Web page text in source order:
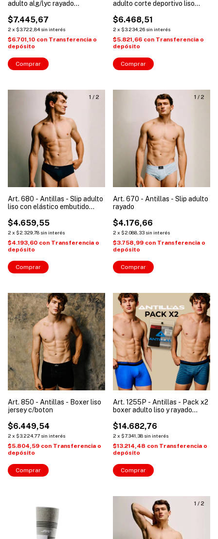
adulto alg/lyc rayado
$7.445,67
2 x $3.722,84 sin interés
$6.701,10 con Transferencia o
depósito
Comprar
adulto corte deportivo liso
$6.468,51
2 x $3.234,26 sin interés
$5.821,66 con Transferencia o
depósito
Comprar
1 / 2
Art. 680 - Antillas - Slip adulto
liso con elástico embutido
$4.659,55
2 x $2.329,78 sin interés
$4.193,60 con Transferencia o
depósito
Comprar
1 / 2
Art. 670 - Antillas - Slip adulto
rayado
$4.176,66
2 x $2.088,33 sin interés
$3.758,99 con Transferencia o
depósito
Comprar
1/2
Art. 850 - Antillas - Boxer liso
jersey c/boton
$6.449,54
2 x $3.224,77 sin interés
$5.804,59 con Transferencia o
depósito
Comprar
1/4
Art. 1255P - Antillas - Pack x2
boxer adulto liso y rayado
$14.682,76
2 x $7.341,38 sin interés
$13.214,48 con Transferencia o
depósito
Comprar
1 / 2